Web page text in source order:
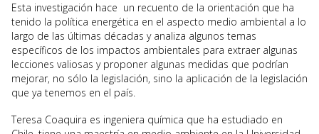
Esta investigación hace un recuento de la orientación que ha
tenido la política energética en el aspecto medio ambiental a lo
largo de las últimas décadas y analiza algunos temas
específicos de los impactos ambientales para extraer algunas
lecciones valiosas y proponer algunas medidas que podrían
mejorar, no sólo la legislación, sino la aplicación de la legislación
que ya tenemos en el país.
Teresa Coaquira es ingeniera química que ha estudiado en